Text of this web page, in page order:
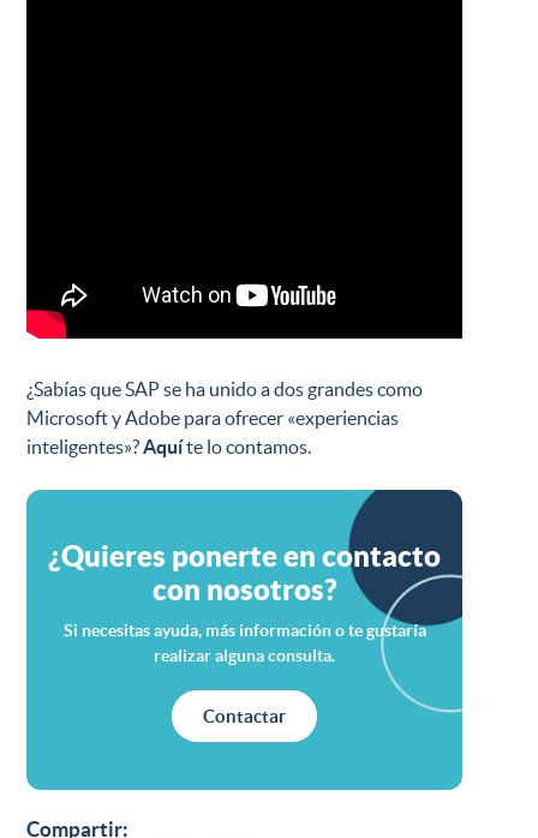
Compartir:
¿Sabías que SAP se ha unido a dos grandes como
Microsoft y Adobe para ofrecer «experiencias
inteligentes»?Aquíte lo contamos.
¿Quieres ponerte en contacto
con nosotros?
Si necesitas ayuda, más información o te gustaría
realizar alguna consulta.
Contactar